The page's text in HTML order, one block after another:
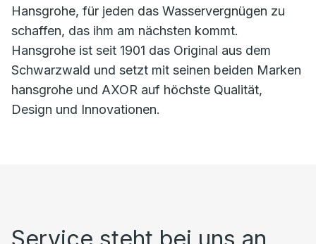
Hansgrohe, für jeden das Wasservergnügen zu
schaffen, das ihm am nächsten kommt.
Hansgrohe ist seit 1901 das Original aus dem
Schwarzwald und setzt mit seinen beiden Marken
hansgrohe und AXOR auf höchste Qualität,
Design und Innovationen.